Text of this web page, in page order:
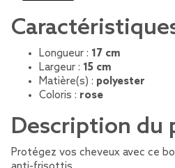
Longueur : 17 cm
Largeur : 15 cm
Matière(s) : polyester
Coloris : rose
Description du
Protégez vos cheveux avec ce